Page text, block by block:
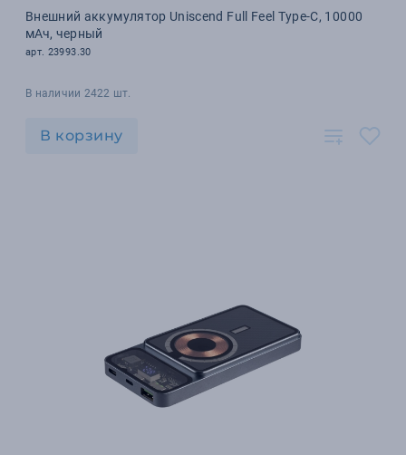
Внешний аккумулятор Uniscend Full Feel Type-C, 10000
мАч, черный
арт. 23993.30
В наличии 2422 шт.
В корзину